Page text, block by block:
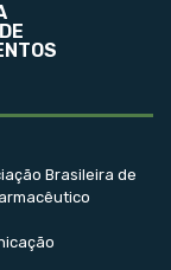
Brasileira de